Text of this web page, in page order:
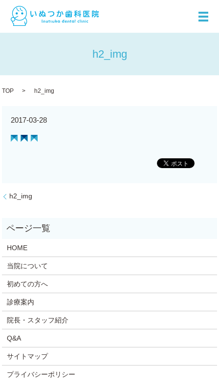
メ
h2_img
TOP h2_img
2017-03-28
h2_img
HOME
当院について
初めての方へ
診療案内
院長・スタッフ紹介
Q&A
サイトマップ
プライバシーポリシー